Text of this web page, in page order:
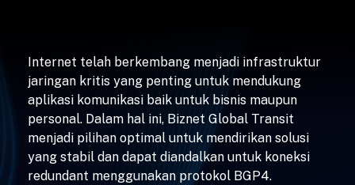
Internet telah berkembang menjadi infrastruktur
jaringan kritis yang penting untuk mendukung
aplikasi komunikasi baik untuk bisnis maupun
personal. Dalam hal ini, Biznet Global Transit
menjadi pilihan optimal untuk mendirikan solusi
yang stabil dan dapat diandalkan untuk koneksi
redundant menggunakan protokol BGP4.